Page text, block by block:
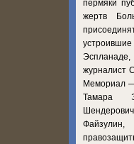
пермяки
жертв
журналист
Мемориал
Тамара
Файзулин,